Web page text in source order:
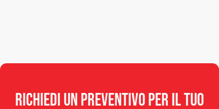
Richiediunpreventivoperiltuo